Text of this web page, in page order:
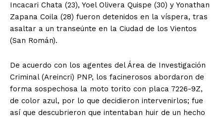
Incacari Chata (23), Yoel Olivera Quispe (30) y Yonathan
Zapana Coila (28) fueron detenidos en la víspera, tras
asaltar a un transeúnte en la Ciudad de los Vientos
(San Román).
De acuerdo con los agentes del Área de Investigación
Criminal (Areincri) PNP, los facinerosos abordaron de
forma sospechosa la moto torito con placa 7226-9Z,
de color azul, por lo que decidieron intervenirlos; fue
así que descubrieron que intentaban huir de un hecho